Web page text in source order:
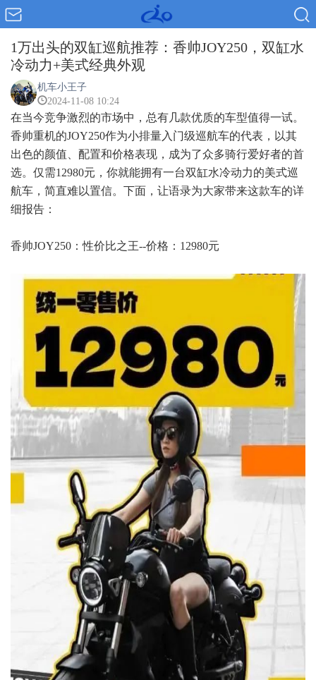
1万出头的双缸巡航推荐：香帅JOY250，双缸水
冷动力+美式经典外观
机车小王子
2024-11-08 10:24
在当今竞争激烈的市场中，总有几款优质的车型值得一试。
香帅重机的JOY250作为小排量入门级巡航车的代表，以其
出色的颜值、配置和价格表现，成为了众多骑行爱好者的首
选。仅需12980元，你就能拥有一台双缸水冷动力的美式巡
航车，简直难以置信。下面，让语录为大家带来这款车的详
细报告：
香帅JOY250：性价比之王--价格：12980元